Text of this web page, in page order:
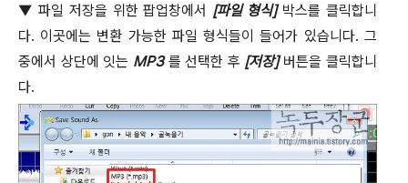
▼ 파일 저장을 위한 팝업창에서 [파일 형식] 박스를 클릭합니
다. 이곳에는 변환 가능한 파일 형식들이 들어가 있습니다. 그
중에서 상단에 잇는 MP3를 선택한 후 [저장] 버튼을 클릭합니
다.